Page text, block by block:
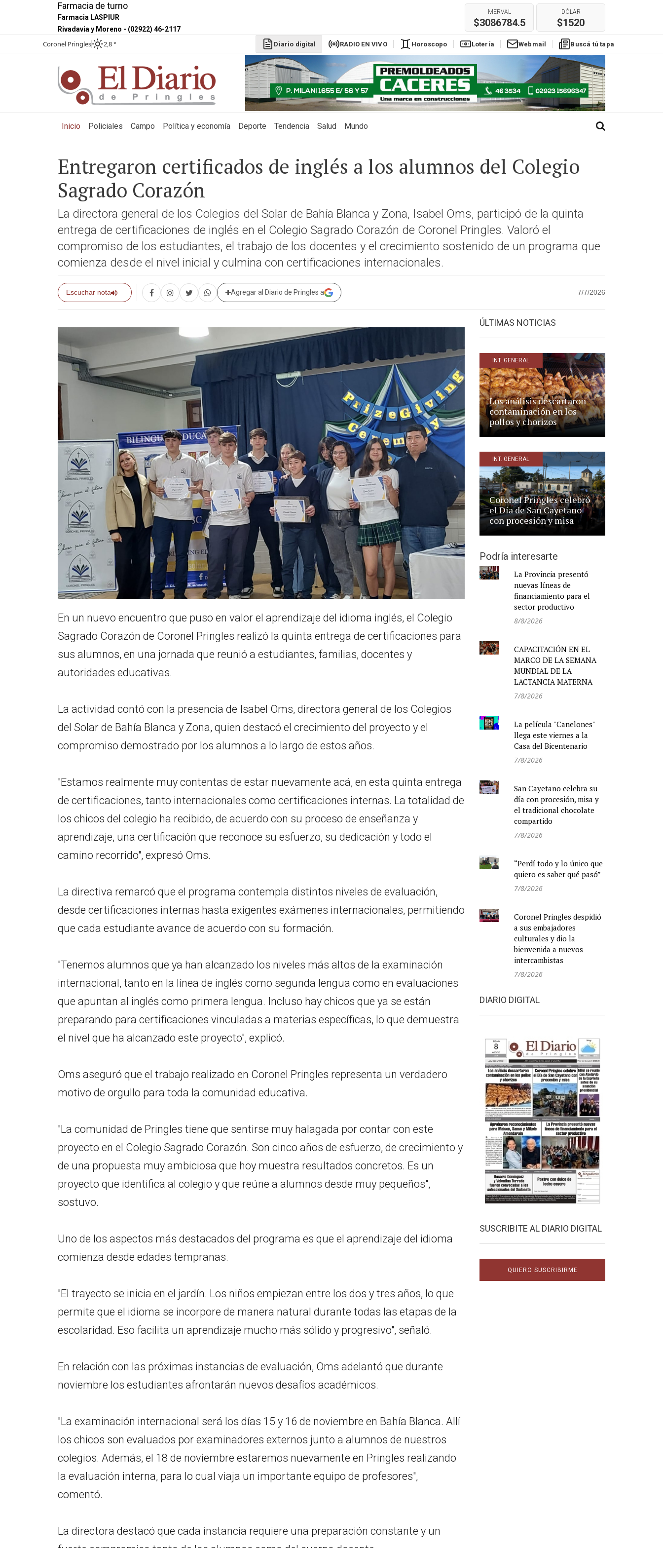
Farmacia de turno
Farmacia LASPIUR
Rivadavia y Moreno - (02922) 46-2117
REAL
$304
EURO
$1780
$3086784.5 $1520
Coronel Pringles 2,8 ° Diario digital RADIO EN VIVO Horoscopo Lotería Webmail Buscá tú tapa
Inicio (current)
Policiales Campo Política y economía Deporte Tendencia Salud Mundo
Entregaron certificados de inglés a los alumnos del Colegio
Sagrado Corazón
La directora general de los Colegios del Solar de Bahía Blanca y Zona, Isabel Oms, participó de la quinta
entrega de certificaciones de inglés en el Colegio Sagrado Corazón de Coronel Pringles. Valoró el
compromiso de los estudiantes, el trabajo de los docentes y el crecimiento sostenido de un programa que
comienza desde el nivel inicial y culmina con certificaciones internacionales.
Escuchar nota Agregar al Diario de Pringles a 7/7/2026
En un nuevo encuentro que puso en valor el aprendizaje del idioma inglés, el Colegio
Sagrado Corazón de Coronel Pringles realizó la quinta entrega de certificaciones para
sus alumnos, en una jornada que reunió a estudiantes, familias, docentes y
autoridades educativas.
La actividad contó con la presencia de Isabel Oms, directora general de los Colegios
del Solar de Bahía Blanca y Zona, quien destacó el crecimiento del proyecto y el
compromiso demostrado por los alumnos a lo largo de estos años.
"Estamos realmente muy contentas de estar nuevamente acá, en esta quinta entrega
de certificaciones, tanto internacionales como certificaciones internas. La totalidad de
los chicos del colegio ha recibido, de acuerdo con su proceso de enseñanza y
aprendizaje, una certificación que reconoce su esfuerzo, su dedicación y todo el
camino recorrido", expresó Oms.
La directiva remarcó que el programa contempla distintos niveles de evaluación,
desde certificaciones internas hasta exigentes exámenes internacionales, permitiendo
que cada estudiante avance de acuerdo con su formación.
"Tenemos alumnos que ya han alcanzado los niveles más altos de la examinación
internacional, tanto en la línea de inglés como segunda lengua como en evaluaciones
que apuntan al inglés como primera lengua. Incluso hay chicos que ya se están
preparando para certificaciones vinculadas a materias específicas, lo que demuestra
el nivel que ha alcanzado este proyecto", explicó.
Oms aseguró que el trabajo realizado en Coronel Pringles representa un verdadero
motivo de orgullo para toda la comunidad educativa.
"La comunidad de Pringles tiene que sentirse muy halagada por contar con este
proyecto en el Colegio Sagrado Corazón. Son cinco años de esfuerzo, de crecimiento y
de una propuesta muy ambiciosa que hoy muestra resultados concretos. Es un
proyecto que identifica al colegio y que reúne a alumnos desde muy pequeños",
sostuvo.
Uno de los aspectos más destacados del programa es que el aprendizaje del idioma
comienza desde edades tempranas.
"El trayecto se inicia en el jardín. Los niños empiezan entre los dos y tres años, lo que
permite que el idioma se incorpore de manera natural durante todas las etapas de la
escolaridad. Eso facilita un aprendizaje mucho más sólido y progresivo", señaló.
En relación con las próximas instancias de evaluación, Oms adelantó que durante
noviembre los estudiantes afrontarán nuevos desafíos académicos.
"La examinación internacional será los días 15 y 16 de noviembre en Bahía Blanca. Allí
los chicos son evaluados por examinadores externos junto a alumnos de nuestros
colegios. Además, el 18 de noviembre estaremos nuevamente en Pringles realizando
la evaluación interna, para lo cual viaja un importante equipo de profesores",
comentó.
La directora destacó que cada instancia requiere una preparación constante y un
ÚLTIMAS NOTICIAS
INT. GENERAL
Los análisis descartaron
contaminación en los
pollos y chorizos
INT. GENERAL
Coronel Pringles celebró
el Día de San Cayetano
con procesión y misa
Podría interesarte
La Provincia presentó
nuevas líneas de
financiamiento para el
sector productivo
8/8/2026
CAPACITACIÓN EN EL
MARCO DE LA SEMANA
MUNDIAL DE LA
LACTANCIA MATERNA
7/8/2026
La película "Canelones"
llega este viernes a la
Casa del Bicentenario
7/8/2026
San Cayetano celebra su
día con procesión, misa y
el tradicional chocolate
compartido
7/8/2026
“Perdí todo y lo único que
quiero es saber qué pasó”
7/8/2026
Coronel Pringles despidió
a sus embajadores
culturales y dio la
bienvenida a nuevos
intercambistas
7/8/2026
DIARIO DIGITAL
SUSCRIBITE AL DIARIO DIGITAL
QUIERO SUSCRIBIRME